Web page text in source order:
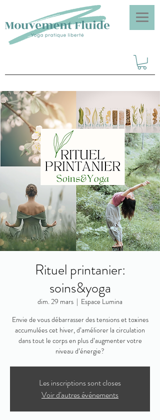
Rituel printanier:
soins&yoga
dim. 29 mars
  |
Espace Lumina
Envie de vous débarrasser des tensions et toxines
accumulées cet hiver, d’améliorer la circulation
dans tout le corps en plus d’augmenter votre
niveau d’énergie?
Les inscriptions sont closes
Voir d'autres événements